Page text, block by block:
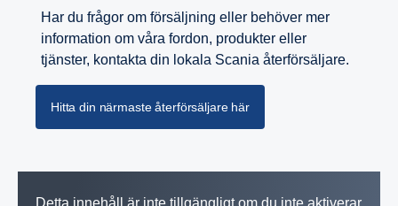
Har du frågor om försäljning eller behöver mer
information om våra fordon, produkter eller
tjänster, kontakta din lokala Scania återförsäljare.
Hitta din närmaste återförsäljare här